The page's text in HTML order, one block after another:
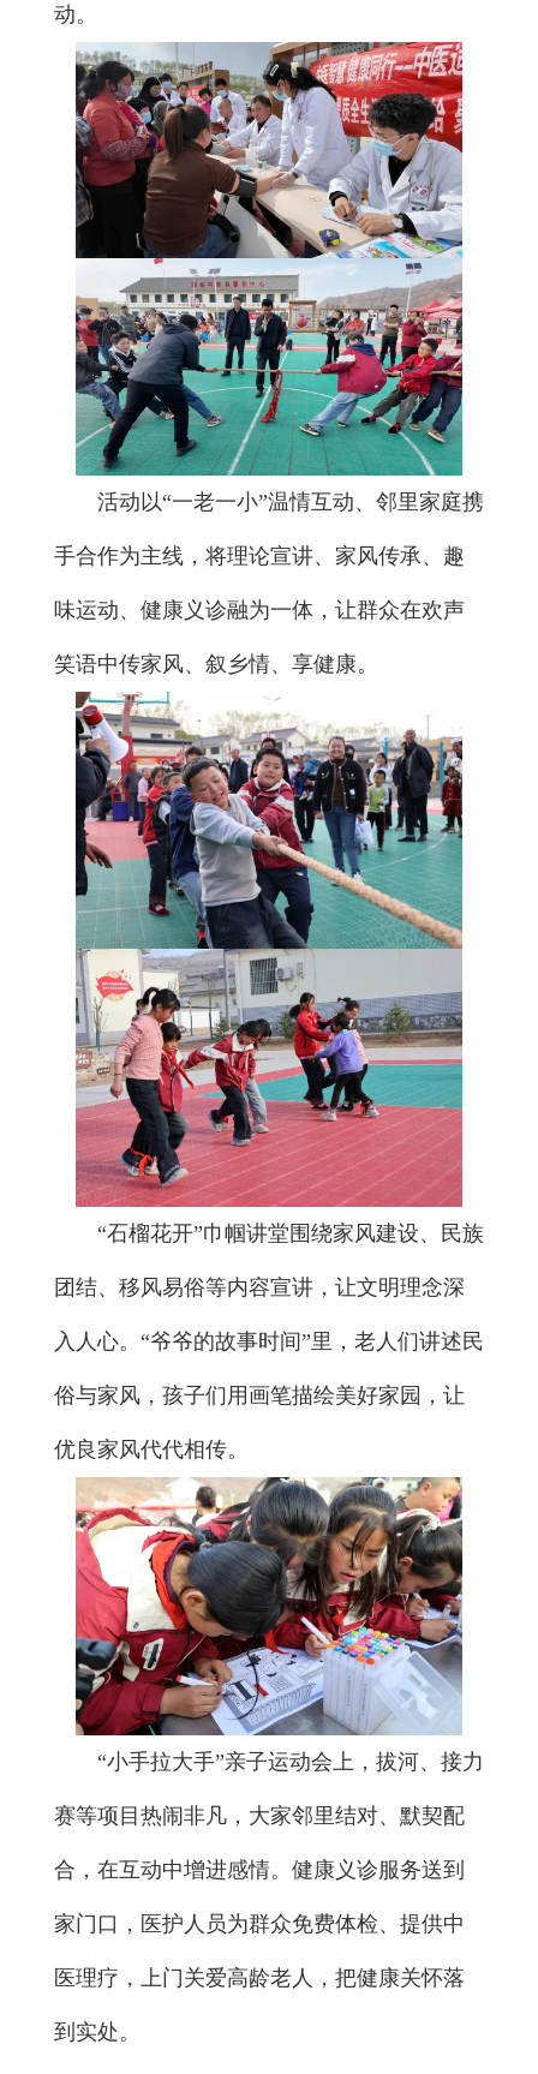
动。
活动以“一老一小”温情互动、邻里家庭携
手合作为主线，将理论宣讲、家风传承、趣
味运动、健康义诊融为一体，让群众在欢声
笑语中传家风、叙乡情、享健康。
“石榴花开”巾帼讲堂围绕家风建设、民族
团结、移风易俗等内容宣讲，让文明理念深
入人心。“爷爷的故事时间”里，老人们讲述民
俗与家风，孩子们用画笔描绘美好家园，让
优良家风代代相传。
“小手拉大手”亲子运动会上，拔河、接力
赛等项目热闹非凡，大家邻里结对、默契配
合，在互动中增进感情。健康义诊服务送到
家门口，医护人员为群众免费体检、提供中
医理疗，上门关爱高龄老人，把健康关怀落
到实处。